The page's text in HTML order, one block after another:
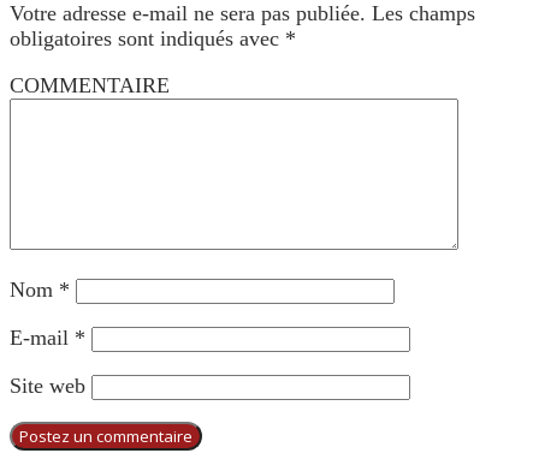
Votre adresse e-mail ne sera pas publiée. Les champs
obligatoires sont indiqués avec *
COMMENTAIRE
Nom *
E-mail *
Site web